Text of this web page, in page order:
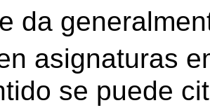
da
asignaturas
se puede